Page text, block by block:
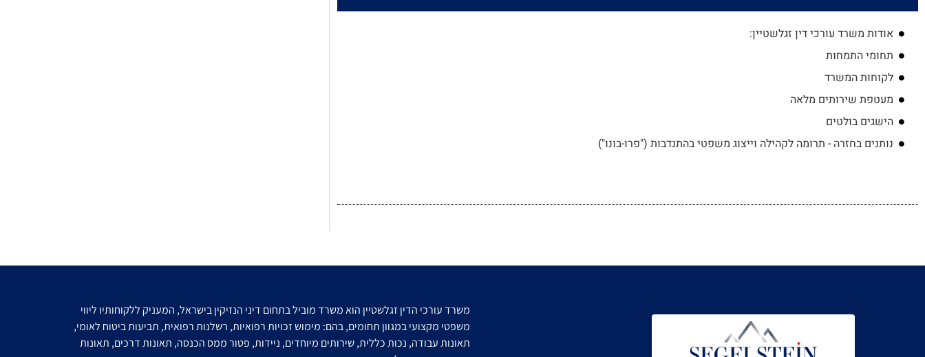
אודות משרד עורכי דין זגלשטיין:
תחומי התמחות
לקוחות המשרד
מעטפת שירותים מלאה
הישגים בולטים
נותנים בחזרה - תרומה לקהילה וייצוג משפטי בהתנדבות ("פרו-בונו")
משרד עורכי הדין זגלשטיין הוא משרד מוביל בתחום דיני הנזיקין בישראל, המעניק ללקוחותיו ליווי
משפטי מקצועי במגוון תחומים, בהם: מימוש זכויות רפואיות, רשלנות רפואית, תביעות ביטוח לאומי,
תאונות עבודה, נכות כללית, שירותים מיוחדים, ניידות, פטור ממס הכנסה, תאונות דרכים, תאונות